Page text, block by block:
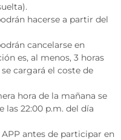
hacerse a partir del
cancelarse en
es, al menos, 3 horas
cargará el coste de
hora de la mañana se
22:00 p.m. del día
antes de participar en